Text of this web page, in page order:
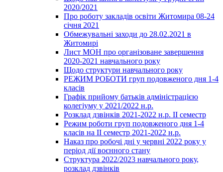
2020/2021
Про роботу закладів освіти Житомира 08-24
січня 2021
Обмежувальні заходи до 28.02.2021 в
Житомирі
Лист МОН про організоване завершення
2020-2021 навчального року
Щодо структури навчального року
РЕЖИМ РОБОТИ груп подовженого дня 1-4
класів
Графік прийому батьків адміністрацією
колегіуму у 2021/2022 н.р.
Розклад дзвінків 2021-2022 н.р. ІІ семестр
Режим роботи груп подовженого дня 1-4
класів на ІІ семестр 2021-2022 н.р.
Наказ про робочі дні у червні 2022 року у
період дії воєнного стану
Структура 2022/2023 навчального року,
розклад дзвінків